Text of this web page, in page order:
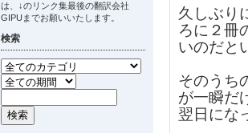
久しぶり
ろに２冊
いのだと
そのうち
が一瞬だ
翌日にな
は、↓のリンク集最後の翻訳会社
GIPUまでお願いいたします。
検索